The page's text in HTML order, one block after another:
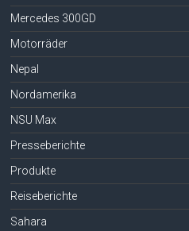
Mercedes 300GD
Motorräder
Nepal
Nordamerika
NSU Max
Presseberichte
Produkte
Reiseberichte
Sahara